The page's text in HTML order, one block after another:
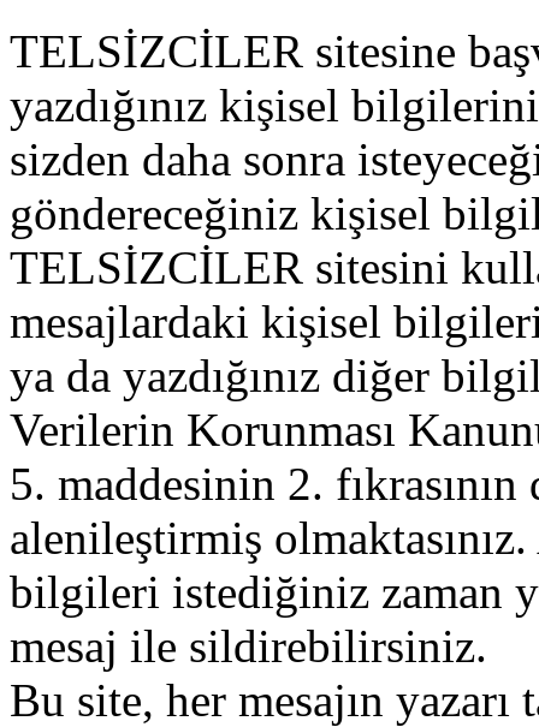
TELSİZCİLER sitesine
yazdığınız kişisel
sizden daha sonra
göndereceğiniz kişisel
TELSİZCİLER sitesini
mesajlardaki kişisel
ya da yazdığınız diğer
Verilerin Korunması
5. maddesinin 2.
alenileştirmiş
bilgileri istediğiniz zaman
mesaj ile sildirebilirsiniz.
Bu site, her mesajın